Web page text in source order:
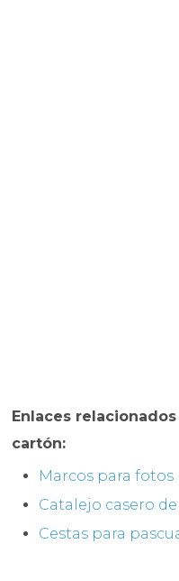
Enlaces
cartón:
Marcos para fotos
Catalejo casero
Cestas para